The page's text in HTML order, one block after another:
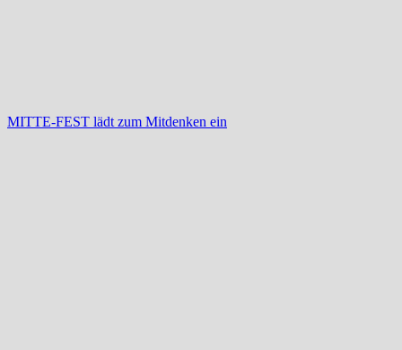
MITTE-FEST lädt zum Mitdenken ein